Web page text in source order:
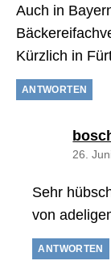
Auch in
Kürzlich in
ANTWORTEN
26.
Sehr
von
ANTWORTEN